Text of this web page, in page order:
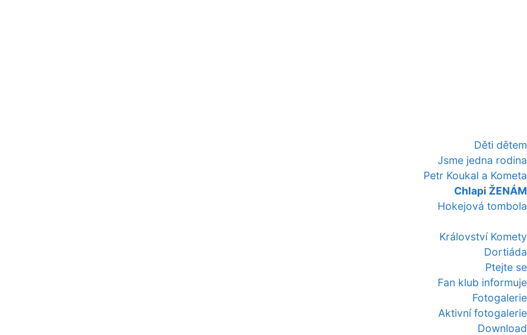
Děti dětem
Jsme jedna rodina
Petr Koukal a Kometa
Chlapi ŽENÁM
Hokejová tombola
Království Komety
Dortiáda
Ptejte se
Fan klub informuje
Fotogalerie
Aktivní fotogalerie
Download